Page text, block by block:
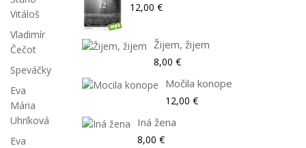
Vitáloš
Vladimír
Čečot
Speváčky
Eva
Mária
Uhríková
Eva
12,00 €
Žijem, žijem
8,00 €
Močila konope
12,00 €
Iná žena
8,00 €